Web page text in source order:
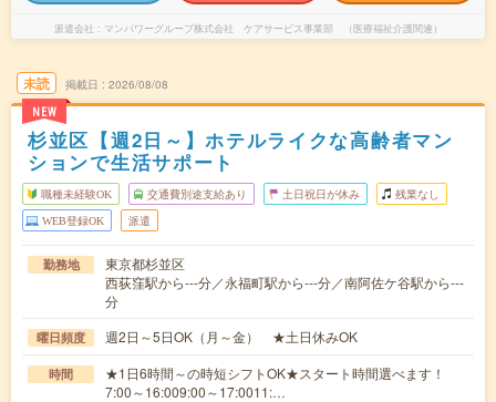
派遣会社 マンパワーグループ株式会社 ケアサービス事業部 （医療福祉介護関連）
未読
NEW
掲載日 2026/08/08
杉並区【週2日～】ホテルライクな高齢者マン
ションで生活サポート
職種未経験OK 交通費別途支給あり 土日祝日が休み 残業なし
WEB登録OK 派遣
勤務地
東京都杉並区
西荻窪駅から---分／永福町駅から---分／南阿佐ケ谷駅から---
分
曜日頻度 週2日～5日OK（月～金） ★土日休みOK
時間
★1日6時間～の時短シフトOK★スタート時間選べます！
7:00～16:009:00～17:0011:…